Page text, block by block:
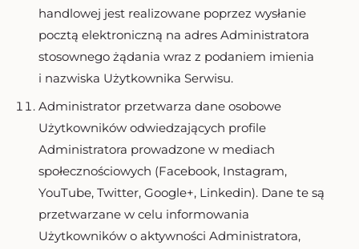
handlowej jest realizowane poprzez wysłanie
pocztą elektroniczną na adres Administratora
stosownego żądania wraz z podaniem imienia
i nazwiska Użytkownika Serwisu.
Administrator przetwarza dane osobowe
Użytkowników odwiedzających profile
Administratora prowadzone w mediach
społecznościowych (Facebook, Instagram,
YouTube, Twitter, Google+, Linkedin). Dane te są
przetwarzane w celu informowania
Użytkowników o aktywności Administratora,